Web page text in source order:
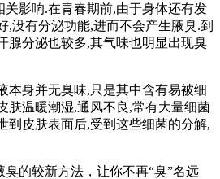
影响.在青春期前,由于身体还有发
,没有分泌功能,进而不会产生腋臭.到
腺分泌也较多,其气味也明显出现臭
身并无臭味,只是其中含有易被细
肤温暖潮湿,通风不良,常有大量细菌
到皮肤表面后,受到这些细菌的分解,
的较新方法，让你不再“臭”名远